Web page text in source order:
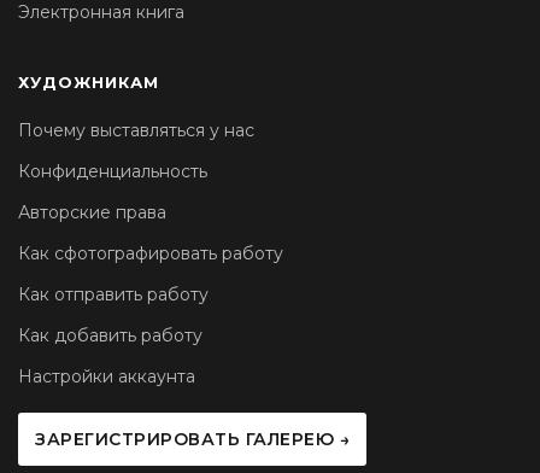
Электронная книга
ХУДОЖНИКАМ
Почему выставляться у нас
Конфиденциальность
Авторские права
Как сфотографировать работу
Как отправить работу
Как добавить работу
Настройки аккаунта
ЗАРЕГИСТРИРОВАТЬ ГАЛЕРЕЮ →